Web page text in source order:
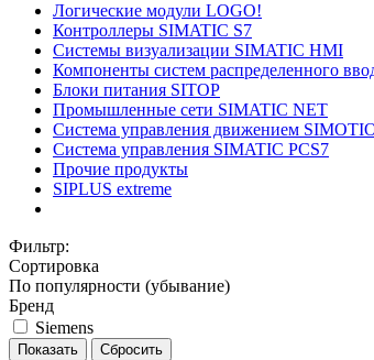
Логические модули LOGO!
Контроллеры SIMATIC S7
Системы визуализации SIMATIC HMI
Компоненты систем распределенного
Блоки питания SITOP
Промышленные сети SIMATIC NET
Система управления движением
Система управления SIMATIC PCS7
Прочие продукты
SIPLUS extreme
Фильтр:
Сортировка
По популярности (убывание)
Бренд
Siemens
Показать Сбросить